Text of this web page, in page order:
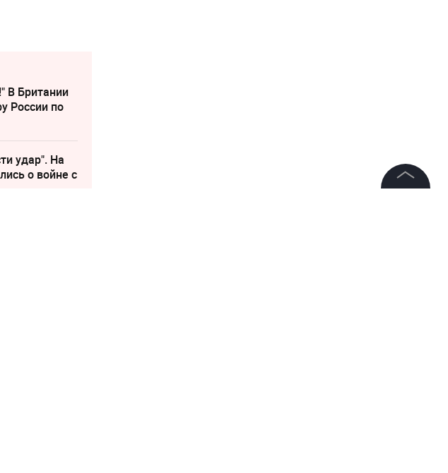
В Британии
России по
удар". На
о войне с